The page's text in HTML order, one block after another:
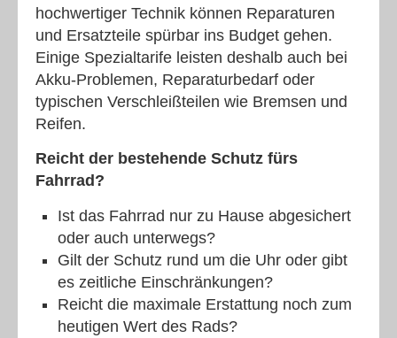
hochwertiger Technik können Reparaturen
und Ersatzteile spürbar ins Budget gehen.
Einige Spezialtarife leisten deshalb auch bei
Akku-Problemen, Reparaturbedarf oder
typischen Verschleißteilen wie Bremsen und
Reifen.
Reicht der bestehende Schutz fürs
Fahrrad?
Ist das Fahrrad nur zu Hause abgesichert
oder auch unterwegs?
Gilt der Schutz rund um die Uhr oder gibt
es zeitliche Einschränkungen?
Reicht die maximale Erstattung noch zum
heutigen Wert des Rads?